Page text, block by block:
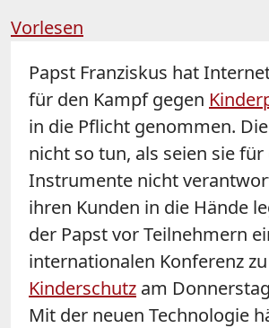
Vorlesen
Papst Franziskus hat
für den Kampf gegen
in die Pflicht genommen.
nicht so tun, als seien sie für
Instrumente nicht
ihren Kunden in die Hände
der Papstvor Teilnehmern
internationalen Konferenz zu
Kinderschutz am
Mit der neuen Technologie